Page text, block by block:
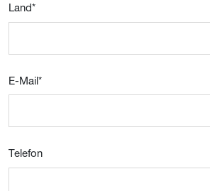
Land*
E-Mail*
Telefon